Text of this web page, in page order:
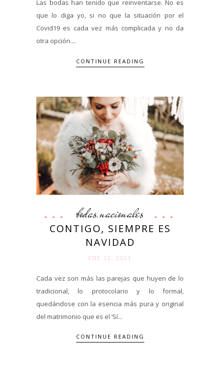
Las bodas han tenido que reinventarse. No es
que lo diga yo, si no que la situación por el
Covid19 es cada vez más complicada y no da
otra opción....
CONTINUE READING
bodas ,nacionales
CONTIGO, SIEMPRE ES
NAVIDAD
ENE 12. 2021
Cada vez son más las parejas que huyen de lo
tradicional, lo protocolario y lo formal,
quedándose con la esencia más pura y original
del matrimonio que es el ‘Sí...
CONTINUE READING